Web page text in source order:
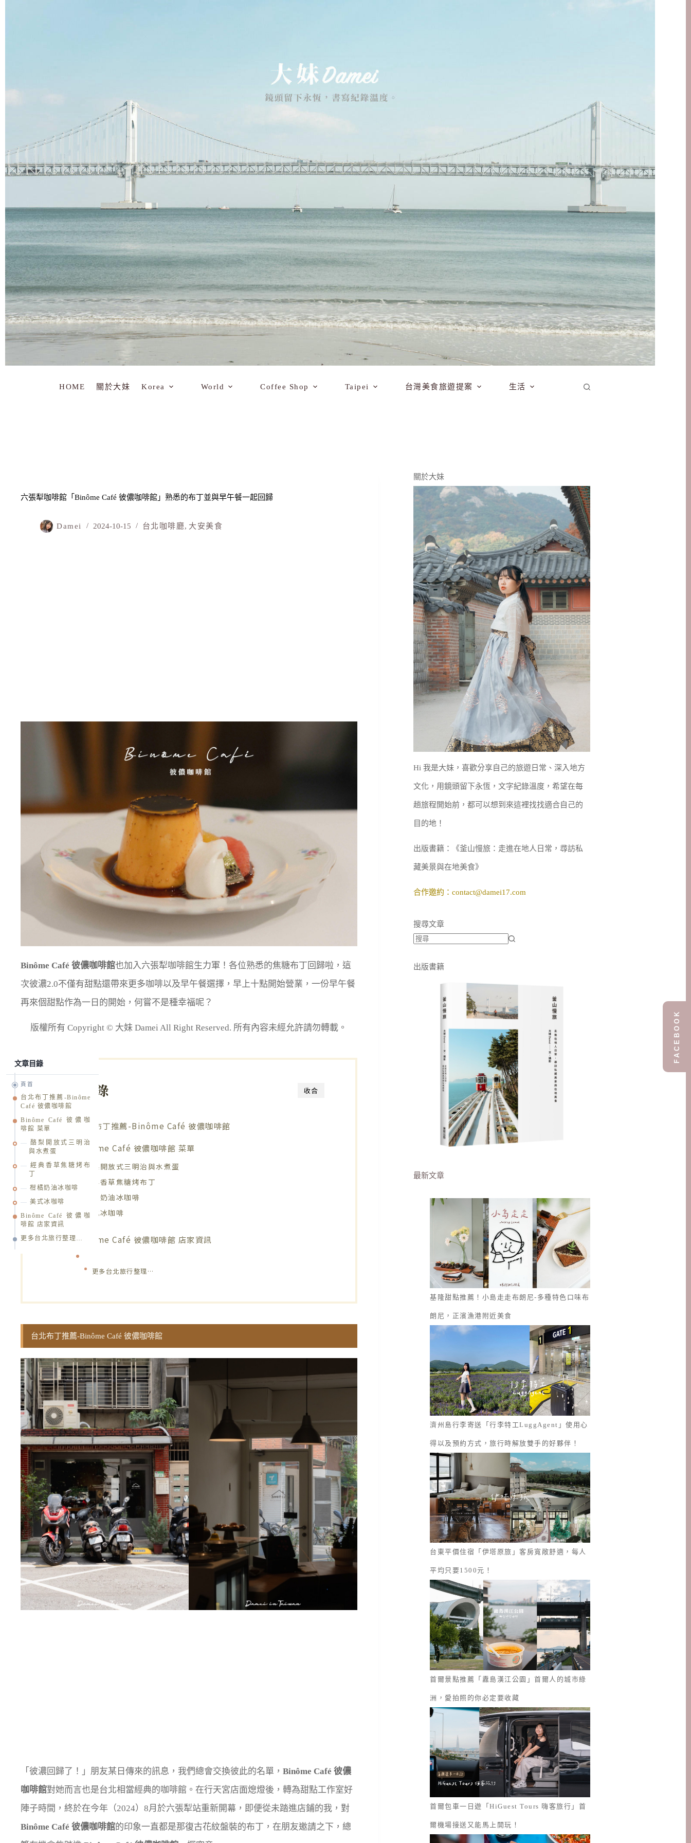
HOME 關於大妹 Korea World Coffee Shop Taipei 台灣美食旅遊提案 生活
六張犁咖啡館「Binôme Café 彼儂咖啡館」熟悉的布丁並與早午餐一起回歸
Damei 2024-10-15 台北咖啡廳, 大安美食
Binôme Café 彼儂咖啡館也加入六張犁咖啡館生力軍！各位熟悉的焦糖布丁回歸啦，這
次彼濃2.0不僅有甜點還帶來更多咖啡以及早午餐選擇，早上十點開始營業，一份早午餐
再來個甜點作為一日的開始，何嘗不是種幸福呢？
版權所有 Copyright © 大妹 Damei All Right Reserved. 所有內容未經允許請勿轉載。
收合
文章目錄
台北布丁推薦-Binôme Café 彼儂咖啡館
Binôme Café 彼儂咖啡館 菜單
酪梨開放式三明治與水煮蛋
經典香草焦糖烤布丁
柑橘奶油冰咖啡
美式冰咖啡
Binôme Café 彼儂咖啡館 店家資訊
更多台北旅行整理…
台北布丁推薦-Binôme Café 彼儂咖啡館
「彼濃回歸了！」朋友某日傳來的訊息，我們總會交換彼此的名單， Binôme Café 彼儂
咖啡館對她而言也是台北相當經典的咖啡館。在行天宮店面熄燈後，轉為甜點工作室好
陣子時間，終於在今年（2024）8月於六張犁站重新開幕，即便從未踏進店鋪的我，對
Binôme Café 彼儂咖啡館的印象一直都是那復古花紋盤裝的布丁，在朋友邀請之下，總
關於大妹
Hi 我是大妹，喜歡分享自己的旅遊日常、深入地方
文化，用鏡頭留下永恆，文字紀錄溫度，希望在每
趟旅程開始前，都可以想到來這裡找找適合自己的
目的地！
出版書籍：《釜山慢旅：走進在地人日常，尋訪私
藏美景與在地美食》
合作邀約： contact@damei17.com
搜尋文章
出版書籍
最新文章
基隆甜點推薦！小島走走布朗尼-多種特色口味布
朗尼，正濱漁港附近美食
濟州島行李寄送「行李特工LuggAgent」使用心
得以及預約方式，旅行時解放雙手的好夥伴！
台東平價住宿「伊塔原旅」客房寬敞舒適，每人
平均只要1500元！
首爾景點推薦「纛島漢江公園」首爾人的城市綠
洲，愛拍照的你必定要收藏
首爾包車一日遊「HiGuest Tours 嗨客旅行」首
爾機場接送又能馬上開玩！
FACEBOOK
文章目錄
頁首
台北布丁推薦-Binôme
Café 彼儂咖啡館
Binôme Café 彼儂咖
啡館 菜單
酪梨開放式三明治
與水煮蛋
經典香草焦糖烤布
柑橘奶油冰咖啡
美式冰咖啡
Binôme Café 彼儂咖
啡館 店家資訊
更多台北旅行整理…